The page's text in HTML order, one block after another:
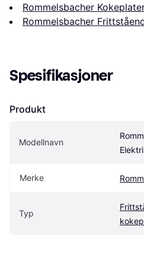
Rommelsbacher
Rommelsbacher
Spesifikasjoner
Produkt
Modellnavn
Merke
Typ